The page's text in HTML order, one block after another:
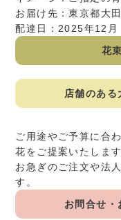
お届け先：東京都大
配達日：2025年12月
花
店舗のある
ご用途やご予算に合
花をご提案いたします
お急ぎのご注文や法
す。
お問合せ・